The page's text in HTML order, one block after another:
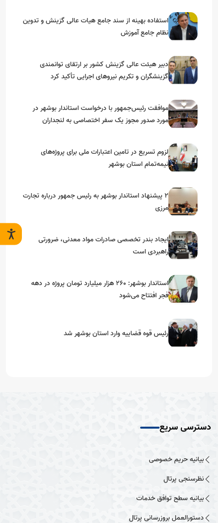
استفاده بهینه از سند جامع هیات عالی گزینش و‌ تدوین
نظام جامع آموزش
دبیر هیئت عالی گزینش کشور بر ارتقای توانمندی
گزینشگران و تکریم نیروهای اجرایی تأکید کرد
موافقت رئیس‌جمهور با درخواست استاندار بوشهر در
مورد صدور مجوز یک سفر اختصاصی به لنجداران
لزوم تسریع در تامین اعتبارات ملی برای پروژه‌های
نیمه‌تمام استان بوشهر
۲ پیشنهاد استاندار بوشهر به رئیس جمهور درباره تجارت
مرزی
ایجاد بندر تخصصی صادرات مواد معدنی، ضرورتی
راهبردی است
استاندار بوشهر: ۲۶۰ هزار میلیارد تومان پروژه در دهه
فجر افتتاح می‌شود
رئیس قوه قضاییه وارد استان بوشهر شد
دسترسی سریع
بیانیه حریم خصوصی
نظرسنجی پرتال
بیانیه سطح توافق خدمات
دستورالعمل بروزرسانی پرتال